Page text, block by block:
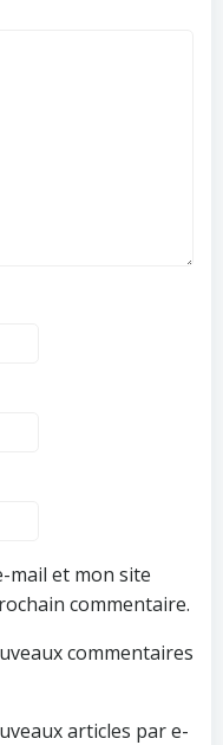
mail et mon site
commentaire.
commentaires
articles par e-